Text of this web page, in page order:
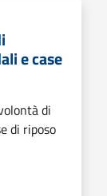
e case
di
di riposo